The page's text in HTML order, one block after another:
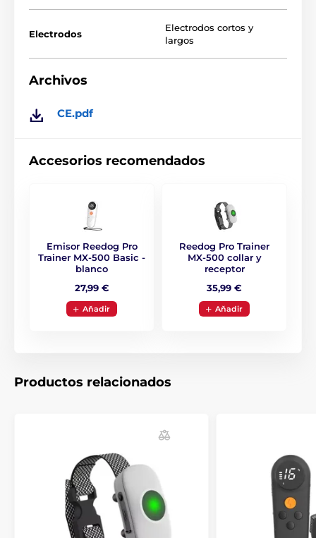
utilizarse tanto en la ciudad como en el bosque.
Batería y carga:
El transmisor y el receptor están
velocidad de recarga
para una carga completa. En modo de espera, el
Número de perros:
Con el collar de adiestramiento electrónico
perros al mismo tiempo. Basta con
comprar dos receptores. Sólo tiene que cambiar de
pantalla LCD retroiluminada de alta
batería e indicador del perro seleccionado.
Impermeabilidad:
El collar de adiestramiento para perros
Reedog Pro Trainer MX-500
es resistente
al agua y a la entrada de polvo. Sólo
Electrodos
Electrodos cortos y
largos
Archivos
CE.pdf
Accesorios recomendados
Emisor Reedog Pro
Trainer MX-500 Basic -
blanco
27,99 €
Aňadir
Reedog Pro Trainer
MX-500 collar y
receptor
35,99 €
Aňadir
Productos relacionados